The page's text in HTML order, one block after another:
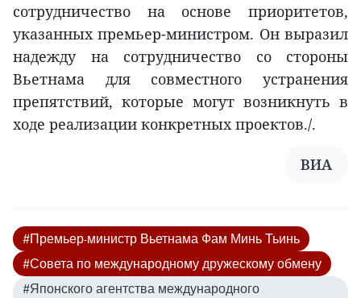
сотрудничество на основе приоритетов,
указанных премьер-министром. Он выразил
надежду на сотрудничество со стороны
Вьетнама для совместного устранения
препятствий, которые могут возникнуть в
ходе реализации конкретных проектов./.
ВИА
#Премьер-министр Вьетнама Фам Минь Тьинь
#Совета по международному дружескому обмену
#Японского агентства международного